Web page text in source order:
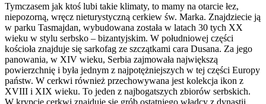
Tymczasem jak ktoś lubi takie klimaty, to mamy na otarcie łez,
niepozorną, wręcz nieturystyczną cerkiew św. Marka. Znajdziecie ją
w parku Tasmajdan, wybudowana została w latach 30 tych XX
wieku w stylu serbsko – bizantyjskim. W południowej części
kościoła znajduje się sarkofag ze szczątkami cara Dusana. Za jego
panowania, w XIV wieku, Serbia zajmowała największą
powierzchnię i była jednym z najpotężniejszych w tej części Europy
państw. W cerkwi również przechowywana jest kolekcja ikon z
XVIII i XIX wieku. To jeden z najbogatszych zbiorów serbskich.
W krypcie cerkwi znajduje się grób ostatniego władcy z dynastii